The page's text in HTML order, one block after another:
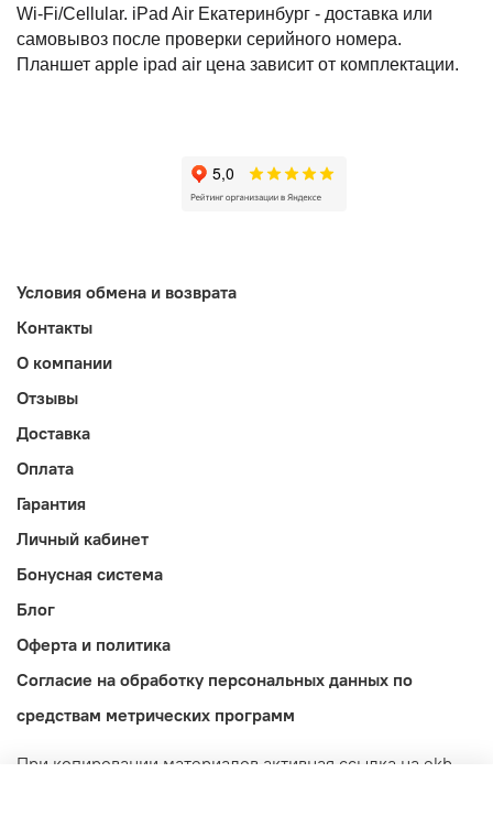
Wi-Fi/Cellular. iPad Air Екатеринбург - доставка или
самовывоз после проверки серийного номера.
Планшет apple ipad air цена зависит от комплектации.
Условия обмена и возврата
Контакты
О компании
Отзывы
Доставка
Оплата
Гарантия
Личный кабинет
Бонусная система
Блог
Оферта и политика
Согласие на обработку персональных данных по
средствам метрических программ
При копировании материалов активная ссылка на ekb-